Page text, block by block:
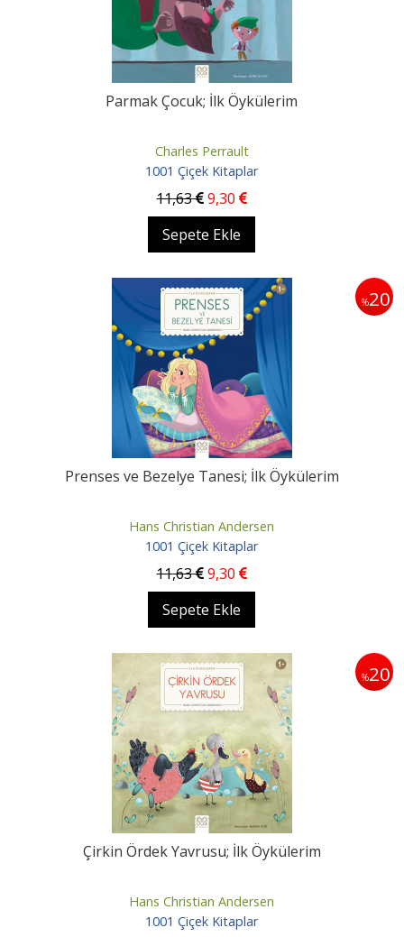
Parmak Çocuk; İlk Öykülerim
Charles Perrault
1001 Çiçek Kitaplar
11,63 9,30
Sepete Ekle
%20
Prenses ve Bezelye Tanesi; İlk Öykülerim
Hans Christian Andersen
1001 Çiçek Kitaplar
11,63 9,30
Sepete Ekle
%20
Çirkin Ördek Yavrusu; İlk Öykülerim
Hans Christian Andersen
1001 Çiçek Kitaplar